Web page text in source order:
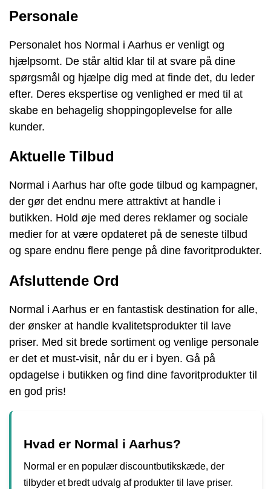
Personale
Personalet hos Normal i Aarhus er venligt og
hjælpsomt. De står altid klar til at svare på dine
spørgsmål og hjælpe dig med at finde det, du leder
efter. Deres ekspertise og venlighed er med til at
skabe en behagelig shoppingoplevelse for alle
kunder.
Aktuelle Tilbud
Normal i Aarhus har ofte gode tilbud og kampagner,
der gør det endnu mere attraktivt at handle i
butikken. Hold øje med deres reklamer og sociale
medier for at være opdateret på de seneste tilbud
og spare endnu flere penge på dine favoritprodukter.
Afsluttende Ord
Normal i Aarhus er en fantastisk destination for alle,
der ønsker at handle kvalitetsprodukter til lave
priser. Med sit brede sortiment og venlige personale
er det et must-visit, når du er i byen. Gå på
opdagelse i butikken og find dine favoritprodukter til
en god pris!
Hvad er Normal i Aarhus?
Normal er en populær discountbutikskæde, der
tilbyder et bredt udvalg af produkter til lave priser.